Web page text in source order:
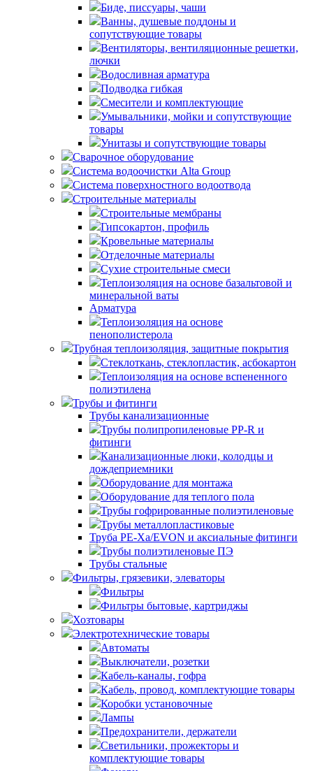
Биде, писсуары, чаши
Ванны, душевые поддоны и
сопутствующие товары
Вентиляторы, вентиляционные решетки,
лючки
Водосливная арматура
Подводка гибкая
Смесители и комплектующие
Умывальники, мойки и сопутствующие
товары
Унитазы и сопутствующие товары
Сварочное оборудование
Система водоочистки Alta Group
Система поверхностного водоотвода
Строительные материалы
Строительные мембраны
Гипсокартон, профиль
Кровельные материалы
Отделочные материалы
Сухие строительные смеси
Теплоизоляция на основе базальтовой и
минеральной ваты
Арматура
Теплоизоляция на основе
пенополистерола
Трубная теплоизоляция, защитные покрытия
Стеклоткань, стеклопластик, асбокартон
Теплоизоляция на основе вспененного
полиэтилена
Трубы и фитинги
Трубы канализационные
Трубы полипропиленовые PP-R и
фитинги
Канализационные люки, колодцы и
дождеприемники
Оборудование для монтажа
Оборудование для теплого пола
Трубы гофрированные полиэтиленовые
Трубы металлопластиковые
Труба PE-Xa/EVON и аксиальные фитинги
Трубы полиэтиленовые ПЭ
Трубы стальные
Фильтры, грязевики, элеваторы
Фильтры
Фильтры бытовые, картриджы
Хозтовары
Электротехнические товары
Автоматы
Выключатели, розетки
Кабель-каналы, гофра
Кабель, провод, комплектующие товары
Коробки установочные
Лампы
Предохранители, держатели
Светильники, прожекторы и
комплектующие товары